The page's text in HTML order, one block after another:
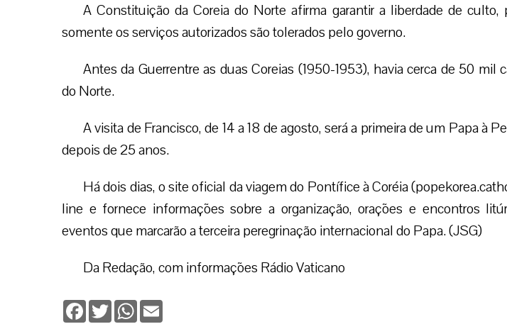
A Constituição da Coreia do Norte afirma garantir a liberdade de culto,
somente os serviços autorizados são tolerados pelo governo.
Antes da Guerrentre as duas Coreias (1950-1953), havia cerca de 50 mil
do Norte.
A visita de Francisco, de 14 a 18 de agosto, será a primeira de um Papa à
depois de 25 anos.
Há dois dias, o site oficial da viagem do Pontífice à Coréia
line e fornece informações sobre a organização, orações e encontros
eventos que marcarão a terceira peregrinação internacional do Papa. (JSG)
Da Redação, com informações Rádio Vaticano
Facebook
TwitterWhatsApp